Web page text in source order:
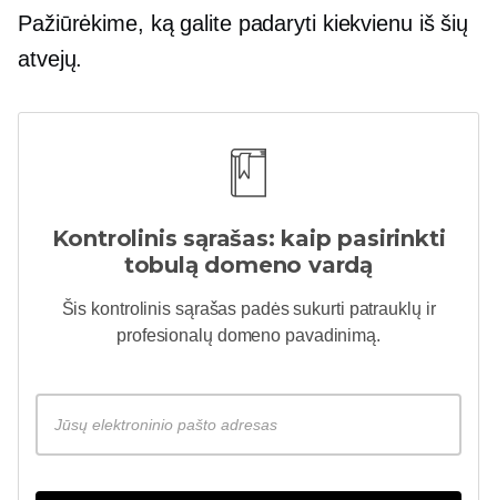
Pažiūrėkime, ką galite padaryti kiekvienu iš šių
atvejų.
Kontrolinis sąrašas: kaip pasirinkti
tobulą domeno vardą
Šis kontrolinis sąrašas padės sukurti patrauklų ir
profesionalų domeno pavadinimą.